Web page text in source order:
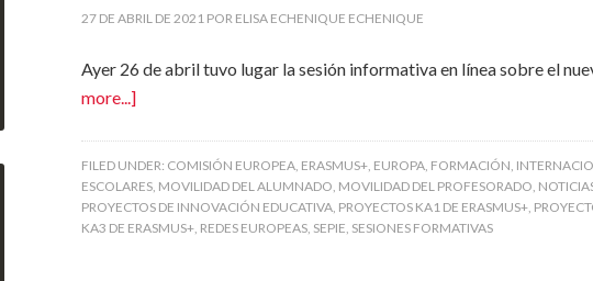
27 DE ABRIL DE 2021 POR ELISA ECHENIQUE ECHENIQUE
Ayer 26 de abril tuvo lugar la sesión informativa en línea sobre el
more...]
FILED UNDER: COMISIÓN EUROPEA, ERASMUS+, EUROPA, FORMACIÓN,
ESCOLARES, MOVILIDAD DEL ALUMNADO, MOVILIDAD DEL PROFESORADO,
PROYECTOS DE INNOVACIÓN EDUCATIVA, PROYECTOS KA1 DE ERASMUS+,
KA3 DE ERASMUS+, REDES EUROPEAS, SEPIE, SESIONES FORMATIVAS